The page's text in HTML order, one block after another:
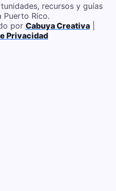
recursos y guías
Puerto Rico.
por Cabuya Creativa|
Privacidad